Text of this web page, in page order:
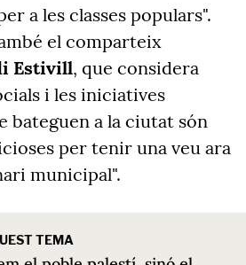
a les classes populars".
el comparteix
Estivill, que considera
i les iniciatives
bateguen a la ciutat són
per tenir una veu ara
municipal".
TEMA